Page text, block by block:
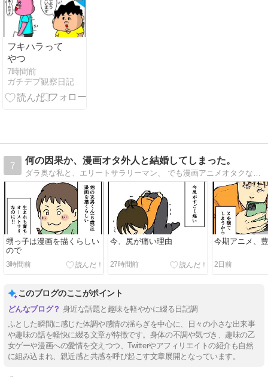
フキハラって
やつ
7時間前
ガチデブ観察日記
7
何の因果か、漫画オタ外人と結婚してしまった。
甥っ子は漫画を描くらしい
ので
3時間前
今、尻が痛い理由
27時間前
今期アニメ、
2日前
このブログのここがポイント
身近な話題と趣味を軽やかに綴る日記調
ふとした瞬間に感じた体調や感情の揺らぎを中心に、日々の小さな出来事
や趣味の話を軽快に綴る文章が特徴です。身体の不調や気づき、趣味の乙
女ゲーや漫画への愛情を交えつつ、Twitterやアフィリエイトの紹介も自然
に組み込まれ、親近感と共感を呼び起こす文章展開となっています。